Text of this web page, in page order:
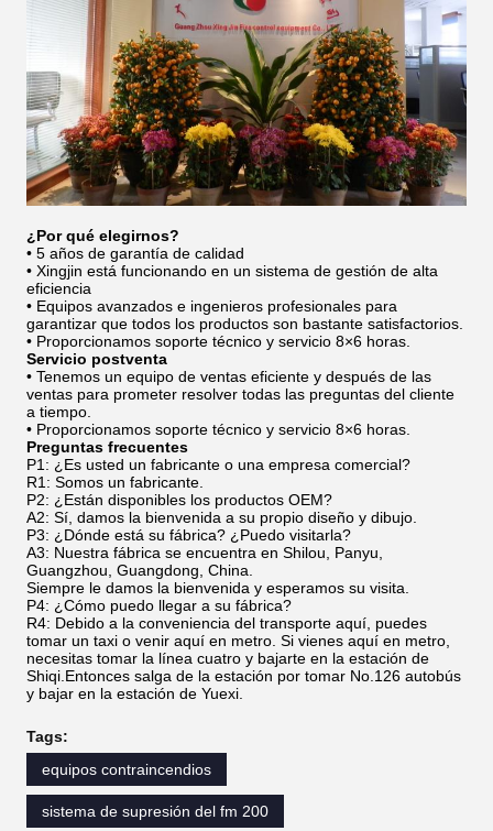
¿Por qué elegirnos?
• 5 años de garantía de calidad
• Xingjin está funcionando en un sistema de gestión de alta
eficiencia
• Equipos avanzados e ingenieros profesionales para
garantizar que todos los productos son bastante satisfactorios.
• Proporcionamos soporte técnico y servicio 8×6 horas.
Servicio postventa
• Tenemos un equipo de ventas eficiente y después de las
ventas para prometer resolver todas las preguntas del cliente
a tiempo.
• Proporcionamos soporte técnico y servicio 8×6 horas.
Preguntas frecuentes
P1: ¿Es usted un fabricante o una empresa comercial?
R1: Somos un fabricante.
P2: ¿Están disponibles los productos OEM?
A2: Sí, damos la bienvenida a su propio diseño y dibujo.
P3: ¿Dónde está su fábrica? ¿Puedo visitarla?
A3: Nuestra fábrica se encuentra en Shilou, Panyu,
Guangzhou, Guangdong, China.
Siempre le damos la bienvenida y esperamos su visita.
P4: ¿Cómo puedo llegar a su fábrica?
R4: Debido a la conveniencia del transporte aquí, puedes
tomar un taxi o venir aquí en metro. Si vienes aquí en metro,
necesitas tomar la línea cuatro y bajarte en la estación de
Shiqi.Entonces salga de la estación por tomar No.126 autobús
y bajar en la estación de Yuexi.
Tags:
equipos contraincendios
sistema de supresión del fm 200